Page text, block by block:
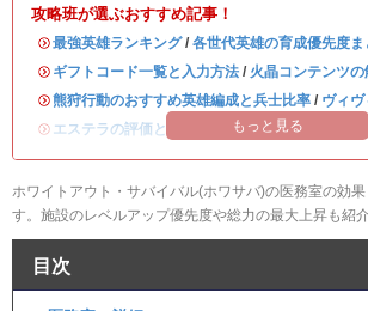
攻略班が選ぶおすすめ記事！
・最強英雄ランキング/ 各世代英雄の育成優先度ま
・ ギフトコード一覧と入力方法 / 火晶コンテンツの
・熊狩行動のおすすめ英雄編成と兵士比率 / ヴィ
・ エステラの評価とスキル ハンクの評価とスキル
もっと見る
ホワイトアウト・サバイバル(ホワサバ)の医務室の効
す。施設のレベルアップ優先度や総力の最大上昇も紹介
目次